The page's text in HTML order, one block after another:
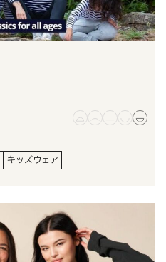
キッズウェア